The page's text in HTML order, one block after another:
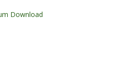
Download